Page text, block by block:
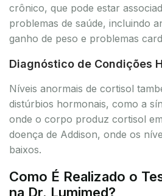
crônico, que pode estar
problemas de saúde, incluindo
ganho de peso e problemas
Diagnóstico de Condições
Níveis anormais de cortisol
distúrbios hormonais, como a
onde o corpo produz cortisol
doença de Addison, onde os
baixos.
Como É Realizado o
na Dr. Lumimed?